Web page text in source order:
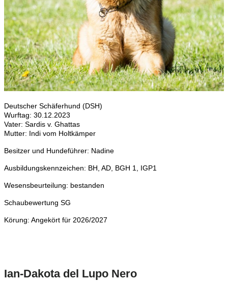
Deutscher Schäferhund (DSH)
Wurftag: 30.12.2023
Vater: Sardis v. Ghattas
Mutter: Indi vom Holtkämper
Besitzer und Hundeführer: Nadine
Ausbildungskennzeichen: BH, AD, BGH 1, IGP1
Wesensbeurteilung: bestanden
Schaubewertung SG
Körung: Angekört für 2026/2027
Ian-Dakota del Lupo Nero